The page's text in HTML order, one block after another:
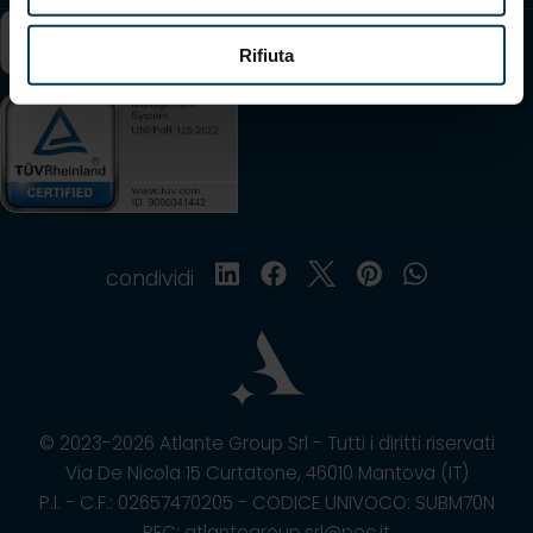
Rifiuta
condividi
© 2023-2026 Atlante Group Srl - Tutti i diritti riservati
Via De Nicola 15 Curtatone, 46010 Mantova (IT)
P.I. - C.F.: 02657470205 - CODICE UNIVOCO: SUBM70N